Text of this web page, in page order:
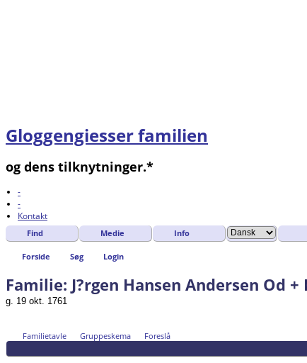
Gloggengiesser familien
og dens tilknytninger.*
-
-
Kontakt
Find Medie Info
Forside Søg Login
Familie: J?rgen Hansen Andersen Od
g. 19 okt. 1761
Familietavle Gruppeskema Foreslå